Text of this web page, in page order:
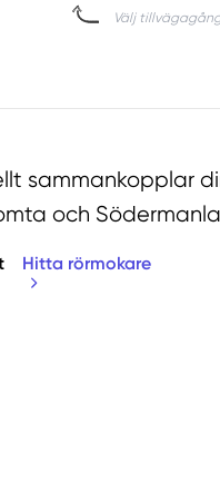
sammankopplar
och
Hitta rörmokare